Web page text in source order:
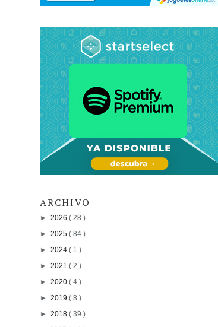
ARCHIVO
► 2026 ( 28 )
► 2025 ( 84 )
► 2024 ( 1 )
► 2021 ( 2 )
► 2020 ( 4 )
► 2019 ( 8 )
► 2018 ( 39 )